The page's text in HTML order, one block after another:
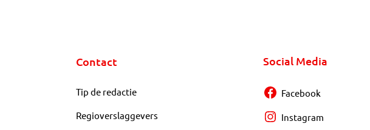
Contact
Tip de redactie
Regioverslaggevers
Social Media
Facebook
Instagram